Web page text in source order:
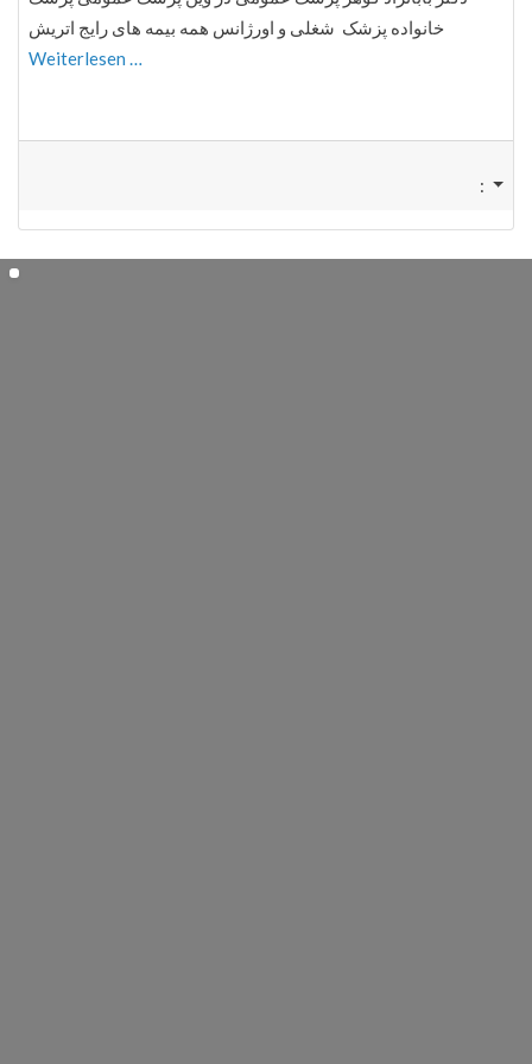
خانواده پزشک شغلی و اورژانس همه بیمه های رایج اتریش
Weiterlesen …
: